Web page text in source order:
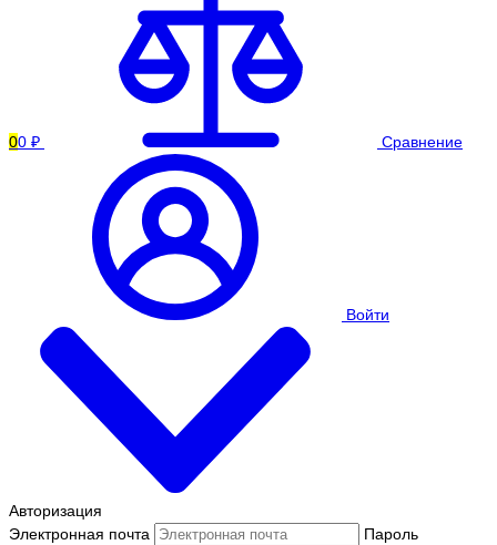
00 ₽ Сравнение
Войти
Авторизация
Электронная почта
Пароль